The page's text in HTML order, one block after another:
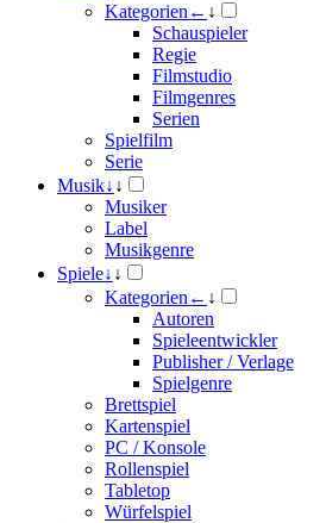
Kategorien ← ↓
Schauspieler
Regie
Filmstudio
Filmgenres
Serien
Spielfilm
Serie
Musik↓ ↓
Musiker
Label
Musikgenre
Spiele↓ ↓
Kategorien ← ↓
Autoren
Spieleentwickler
Publisher / Verlage
Spielgenre
Brettspiel
Kartenspiel
PC / Konsole
Rollenspiel
Tabletop
Würfelspiel